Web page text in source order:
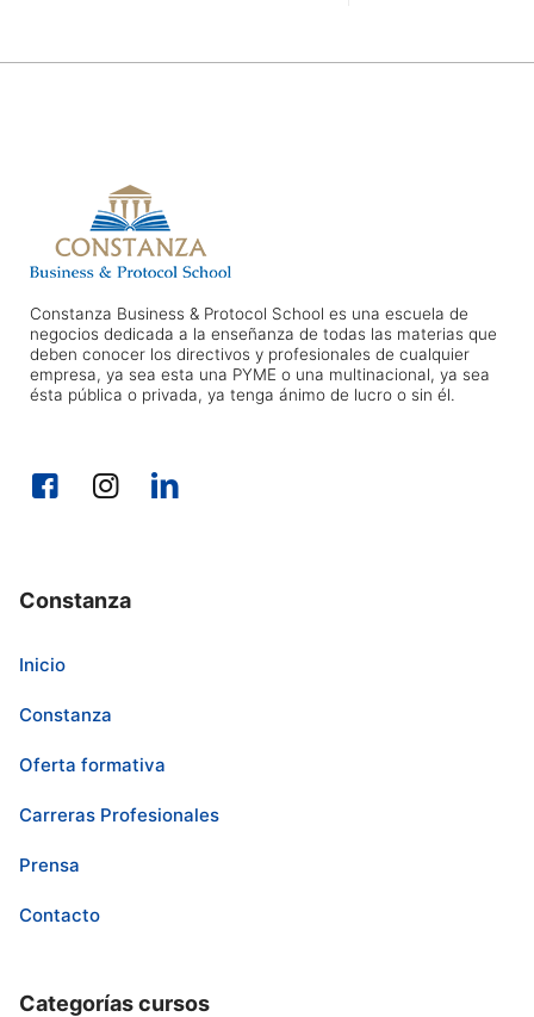
Constanza Business & Protocol School es una escuela de
negocios dedicada a la enseñanza de todas las materias que
deben conocer los directivos y profesionales de cualquier
empresa, ya sea esta una PYME o una multinacional, ya sea
ésta pública o privada, ya tenga ánimo de lucro o sin él.
Constanza
Inicio
Constanza
Oferta formativa
Carreras Profesionales
Prensa
Contacto
Categorías cursos